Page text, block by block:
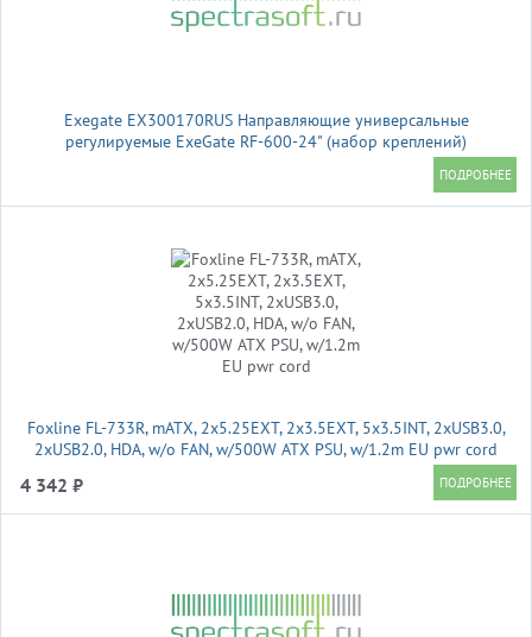
Exegate EX300170RUS Направляющие универсальные
регулируемые ExeGate RF-600-24" (набор креплений)
(продольные , высота 43 мм, длина в сложенном/раздвинутом
Foxline FL-733R, mATX, 2x5.25EXT, 2x3.5EXT, 5x3.5INT, 2xUSB3.0,
2xUSB2.0, HDA, w/o FAN, w/500W ATX PSU, w/1.2m EU pwr cord
4 342 ₽